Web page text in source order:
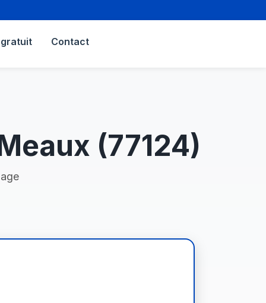
Contact
(77124)